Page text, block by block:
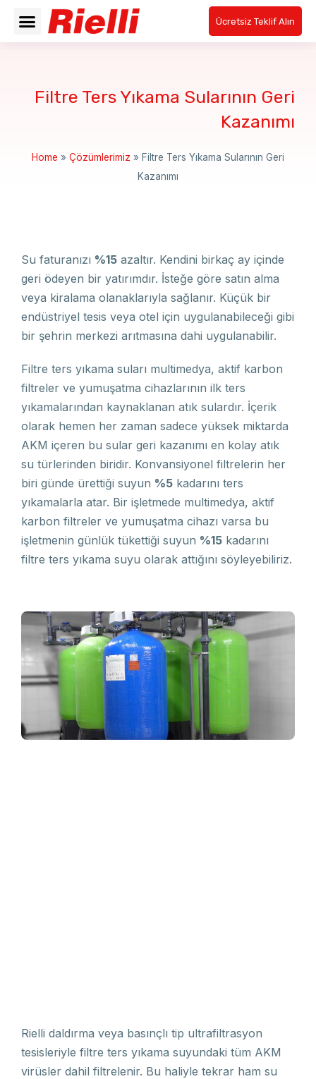
Ücretsiz Teklif Alın
Filtre Ters Yıkama Sularının Geri
Kazanımı
Home » Çözümlerimiz » Filtre Ters Yıkama Sularının Geri
Kazanımı
Su faturanızı %15 azaltır. Kendini birkaç ay içinde
geri ödeyen bir yatırımdır. İsteğe göre satın alma
veya kiralama olanaklarıyla sağlanır. Küçük bir
endüstriyel tesis veya otel için uygulanabileceği gibi
bir şehrin merkezi arıtmasına dahi uygulanabilir.
Filtre ters yıkama suları multimedya, aktif karbon
filtreler ve yumuşatma cihazlarının ilk ters
yıkamalarından kaynaklanan atık sulardır. İçerik
olarak hemen her zaman sadece yüksek miktarda
AKM içeren bu sular geri kazanımı en kolay atık
su türlerinden biridir. Konvansiyonel filtrelerin her
biri günde ürettiği suyun %5 kadarını ters
yıkamalarla atar. Bir işletmede multimedya, aktif
karbon filtreler ve yumuşatma cihazı varsa bu
işletmenin günlük tükettiği suyun %15 kadarını
filtre ters yıkama suyu olarak attığını söyleyebiliriz.
Rielli daldırma veya basınçlı tip ultrafiltrasyon
tesisleriyle filtre ters yıkama suyundaki tüm AKM
virüsler dahil filtrelenir. Bu haliyle tekrar ham su